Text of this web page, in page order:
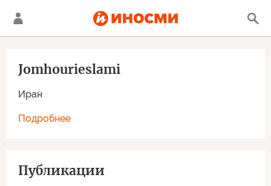
Иран
Jomhourieslami
Подробнее
Публикации